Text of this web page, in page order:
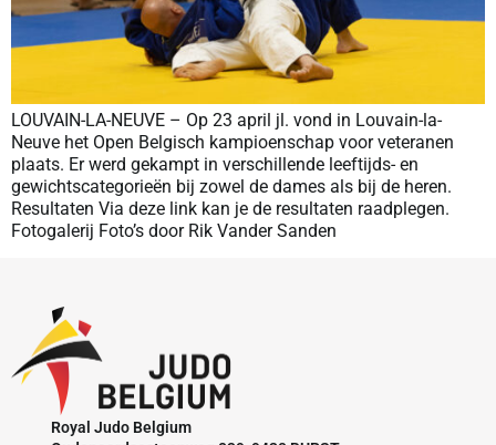
LOUVAIN-LA-NEUVE – Op 23 april jl. vond in Louvain-la-
Neuve het Open Belgisch kampioenschap voor veteranen
plaats. Er werd gekampt in verschillende leeftijds- en
gewichtscategorieën bij zowel de dames als bij de heren.
Resultaten Via deze link kan je de resultaten raadplegen.
Fotogalerij Foto’s door Rik Vander Sanden
Royal Judo Belgium